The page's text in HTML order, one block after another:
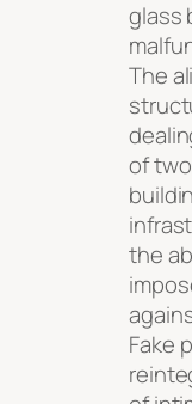
glass
The
of
the
Fake